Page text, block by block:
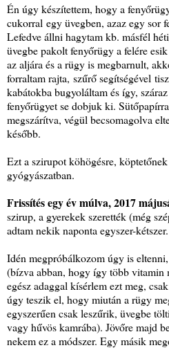
Én úgy készítettem, hogy a
cukorral egy üvegben, azaz egy sor
Lefedve állni hagytam kb. másfél
üvegbe pakolt fenyőrügy a felére
az aljára és a rügy is megbarnult,
forraltam rajta, szűrő segítségével
kabátokba bugyoláltam és így,
fenyőrügyet se dobjuk ki.
megszárítva, végül becsomagolva
később.
Ezt a szirupot köhögésre,
gyógyászatban.
Frissítés egy év múlva, 2017
szirup, a gyerekek szerették (még
adtam nekik naponta egyszer-kétszer.
Idén megpróbálkozom úgy is
(bízva abban, hogy így több vitamin
egész adaggal kísérlem ezt meg,
úgy teszik el, hogy miután a rügy
egyszerűen csak leszűrik, üvegbe
vagy hűvös kamrába). Jövőre majd
nekem ez a módszer. Egy másik